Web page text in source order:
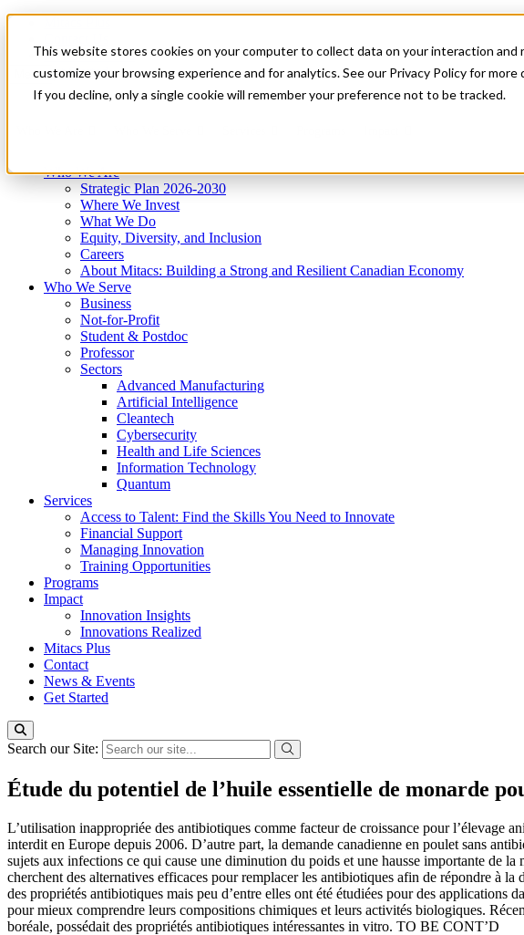
This website stores cookies on your computer to collect data on your interaction and
customize your browsing experience and for analytics. See our Privacy Policy for more
If you decline, only a single cookie will remember your preference not to be tracked.
News & Events
Get Started
Menu
Who We Are
Strategic Plan 2026-2030
Where We Invest
What We Do
Equity, Diversity, and Inclusion
Careers
About Mitacs: Building a Strong and Resilient Canadian Economy
Who We Serve
Business
Not-for-Profit
Student & Postdoc
Professor
Sectors
Advanced Manufacturing
Artificial Intelligence
Cleantech
Cybersecurity
Health and Life Sciences
Information Technology
Quantum
Services
Access to Talent: Find the Skills You Need to Innovate
Financial Support
Managing Innovation
Training Opportunities
Programs
Impact
Innovation Insights
Innovations Realized
Mitacs Plus
Contact
News & Events
Get Started
Search our Site:
Étude du potentiel de l’huile essentielle de monarde
L’utilisation inappropriée des antibiotiques comme facteur de croissance pour l’élevage
interdit en Europe depuis 2006. D’autre part, la demande canadienne en poulet sans
sujets aux infections ce qui cause une diminution du poids et une hausse importante de
cherchent des alternatives efficaces pour remplacer les antibiotiques afin de répondre à
des propriétés antibiotiques mais peu d’entre elles ont été étudiées pour des applications
pour mieux comprendre leurs compositions chimiques et leurs activités biologiques.
boréale, possédait des propriétés antibiotiques intéressantes in vitro. TO BE CONT’D